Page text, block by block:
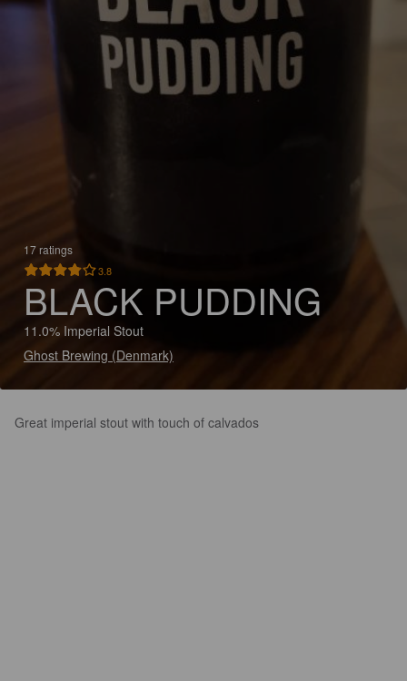
17 ratings
3.8
BLACK PUDDING
11.0% Imperial Stout
Ghost Brewing (Denmark)
Great imperial stout with touch of calvados